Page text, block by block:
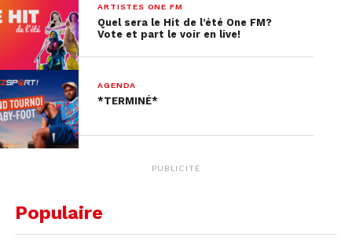
ARTISTES ONE FM
Quel sera le Hit de l’été One FM?
Vote et part le voir en live!
AGENDA
*TERMINÉ*
PUBLICITÉ
Populaire